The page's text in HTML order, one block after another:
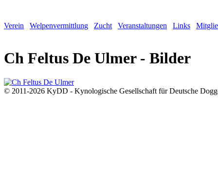
Verein Welpenvermittlung Zucht Veranstaltungen Links
Ch Feltus De Ulmer - Bilder
© 2011-2026 KyDD - Kynologische Gesellschaft für Deutsche